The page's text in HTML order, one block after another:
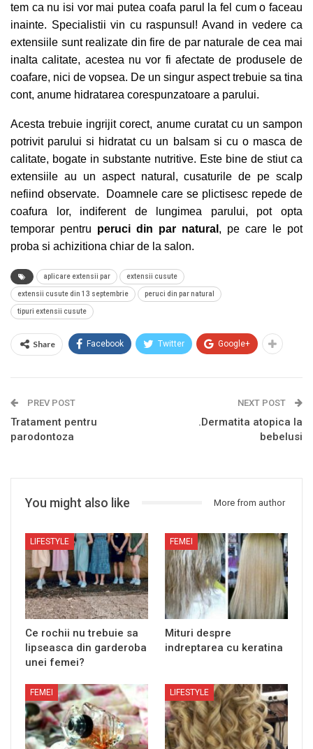
tem ca nu isi vor mai putea coafa parul la fel cum o faceau
inainte. Specialistii vin cu raspunsul! Avand in vedere ca
extensiile sunt realizate din fire de par naturale de cea mai
inalta calitate, acestea nu vor fi afectate de produsele de
coafare, nici de vopsea. De un singur aspect trebuie sa tina
cont, anume hidratarea corespunzatoare a parului.
Acesta trebuie ingrijit corect, anume curatat cu un sampon
potrivit parului si hidratat cu un balsam si cu o masca de
calitate, bogate in substante nutritive. Este bine de stiut ca
extensiile au un aspect natural, cusaturile de pe scalp
nefiind observate.
Doamnele care se plictisesc repede de
coafura lor, indiferent de lungimea parului, pot opta
temporar pentru peruci din par natural , pe care le pot
proba si achizitiona chiar de la salon.
aplicare extensii par extensii cusute
extensii cusute din 13 septembrie peruci din par natural
tipuri extensii cusute
Share Facebook Twitter Google+
PREV POST
Tratament pentru
parodontoza
NEXT POST
.Dermatita atopica la
bebelusi
You might also like More from author
LIFESTYLE
Ce rochii nu trebuie sa
lipseasca din garderoba
unei femei?
FEMEI
Mituri despre
indreptarea cu keratina
FEMEI LIFESTYLE